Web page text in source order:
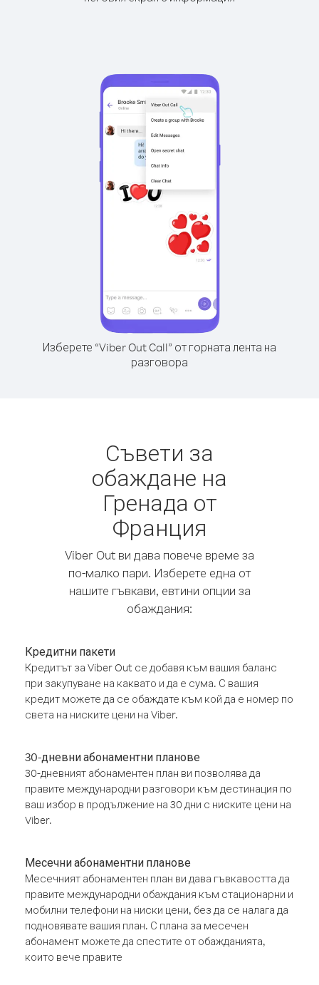
Изберете “Viber Out Call” от горната лента на
разговора
Съвети за
обаждане на
Гренада от
Франция
Viber Out ви дава повече време за
по-малко пари. Изберете една от
нашите гъвкави, евтини опции за
обаждания:
Кредитни пакети
Кредитът за Viber Out се добавя към вашия баланс
при закупуване на каквато и да е сума. С вашия
кредит можете да се обаждате към кой да е номер по
света на ниските цени на Viber.
30-дневни абонаментни планове
30-дневният абонаментен план ви позволява да
правите международни разговори към дестинация по
ваш избор в продължение на 30 дни с ниските цени на
Viber.
Месечни абонаментни планове
Месечният абонаментен план ви дава гъвкавостта да
правите международни обаждания към стационарни и
мобилни телефони на ниски цени, без да се налага да
подновявате вашия план. С плана за месечен
абонамент можете да спестите от обажданията,
които вече правите